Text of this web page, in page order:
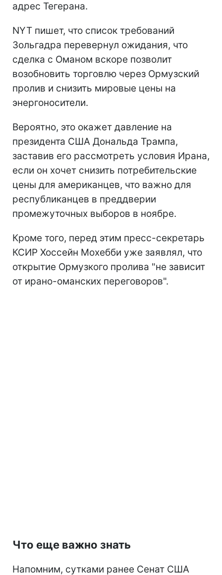
адрес Тегерана.
NYT пишет, что список требований
Зольгадра перевернул ожидания, что
сделка с Оманом вскоре позволит
возобновить торговлю через Ормузский
пролив и снизить мировые цены на
энергоносители.
Вероятно, это окажет давление на
президента США Дональда Трампа,
заставив его рассмотреть условия Ирана,
если он хочет снизить потребительские
цены для американцев, что важно для
республиканцев в преддверии
промежуточных выборов в ноябре.
Кроме того, перед этим пресс-секретарь
КСИР Хоссейн Мохебби уже заявлял, что
открытие Ормузкого пролива "не зависит
от ирано-оманских переговоров".
Что еще важно знать
Напомним, сутками ранее Сенат США